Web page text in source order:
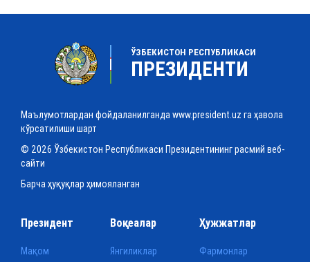
ЎЗБЕКИСТОН РЕСПУБЛИКАСИ
ПРЕЗИДЕНТИ
Маълумотлардан фойдаланилганда www.president.uz га ҳавола
кўрсатилиши шарт
© 2026 Ўзбекистон Республикаси Президентининг расмий веб-
сайти
Барча ҳуқуқлар ҳимояланган
Президент
Мақом
Воқеалар
Янгиликлар
Ҳужжатлар
Фармонлар